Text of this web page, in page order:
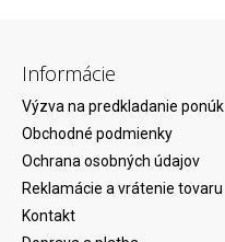
Informácie
Výzva na predkladanie ponúk
Obchodné podmienky
Ochrana osobných údajov
Reklamácie a vrátenie tovaru
Kontakt